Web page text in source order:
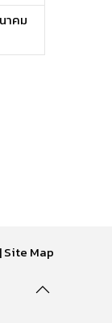
าคม
|Site Map